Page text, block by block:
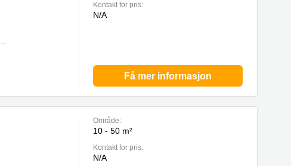
Kontakt for pris:
N/A
Få mer informasjon
Område:
10 - 50 m²
Kontakt for pris:
N/A